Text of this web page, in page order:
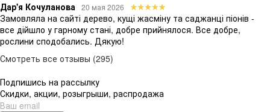
Дар'я Кочуланова 20 мая 2026
Замовляла на сайті дерево, кущі жасміну та саджанці піонів -
все дійшло у гарному стані, добре прийнялося. Все добре,
рослини сподобались. Дякую!
Смотреть все отзывы (295)
Подпишись на рассылку
Скидки, акции, розыгрыши, распродажа